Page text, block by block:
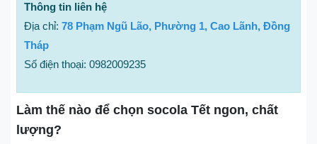
Thông tin liên hệ
Địa chỉ: 78 Phạm Ngũ Lão, Phường 1, Cao Lãnh, Đồng
Tháp
Số điện thoại: 0982009235
Làm thế nào để chọn socola Tết ngon, chất
lượng?